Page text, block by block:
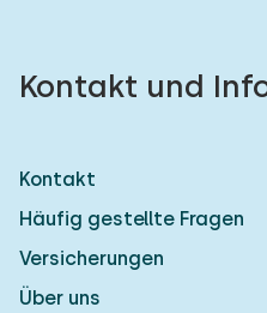
Kontakt und
Kontakt
Häufig gestellte Fragen
Versicherungen
Über uns